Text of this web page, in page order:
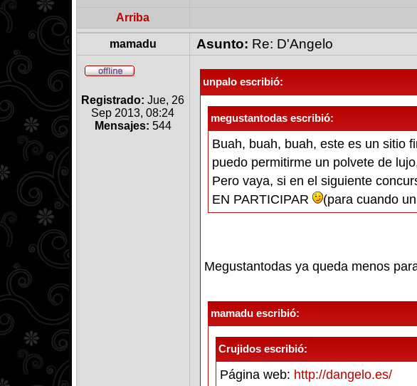
Arriba
mamadu Asunto: Re: D'Angelo
Registrado: Jue, 26
Sep 2013, 08:24
Mensajes: 544
unpalo escribió:
megustantodas escribió:
Buah, buah, buah, este es un sitio
puedo permitirme un polvete de
Pero vaya, si en el siguiente
EN PARTICIPAR
(para cuando
Megustantodas ya queda menos
mamadu escribió:
Crujidos escribió:
Página web: http://dangelo.es/